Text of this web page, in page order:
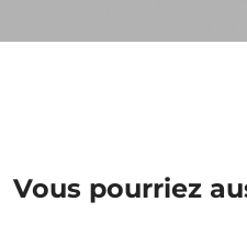
Vous pourriez